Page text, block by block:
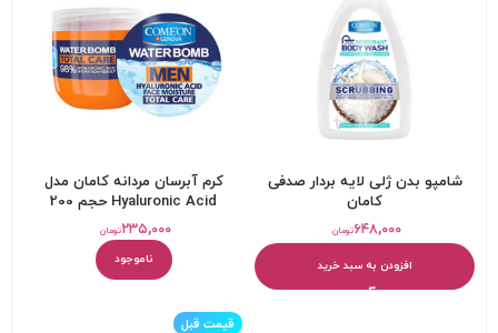
شامپو بدن ژلی لایه بردار صدفی
کامان
تومان۶۴۸,۰۰۰
افزودن به سبد خرید
کرم آبرسان مردانه کامان مدل
Hyaluronic Acid حجم 200
میلی‌لیترتومان۲۳۵,۰۰۰
ناموجود
قیمت قبل